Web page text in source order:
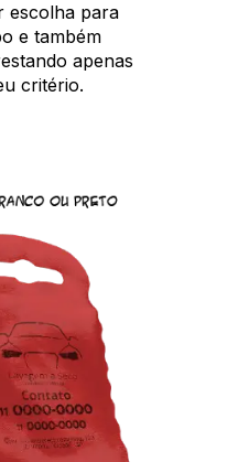
escolha para
e também
apenas
critério.